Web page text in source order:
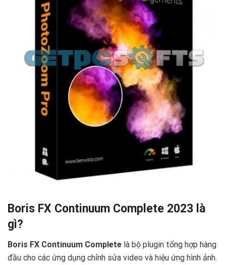
Boris FX Continuum Complete 2023 là
gì?
Boris FX Continuum Complete là bộ plugin tổng hợp hàng
đầu cho các ứng dụng chỉnh sửa video và hiệu ứng hình ảnh.